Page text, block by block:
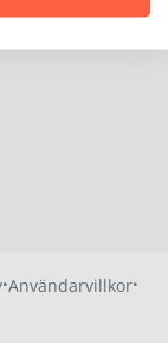
·Användarvillkor·